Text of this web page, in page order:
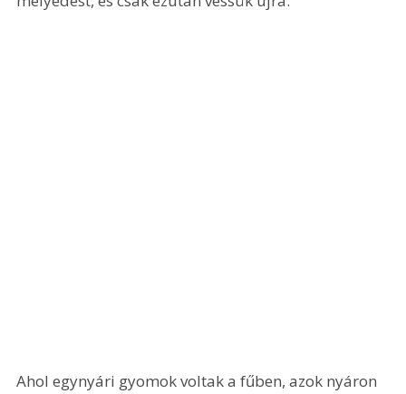
Ahol egynyári gyomok voltak a fűben, azok nyáron